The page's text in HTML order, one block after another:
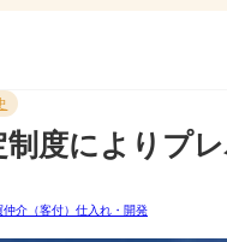
制度によりプ
介（客付） 仕入れ・開発